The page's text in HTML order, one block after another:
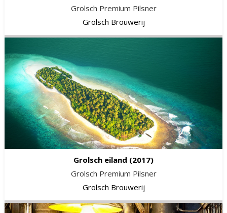
Grolsch Premium Pilsner
Grolsch Brouwerij
Grolsch eiland (2017)
Grolsch Premium Pilsner
Grolsch Brouwerij